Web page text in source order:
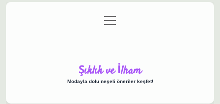
Gizlilik Politikası
menüyü
aç
Şıklık ve İlham
Modayla dolu neşeli öneriler keşfet!